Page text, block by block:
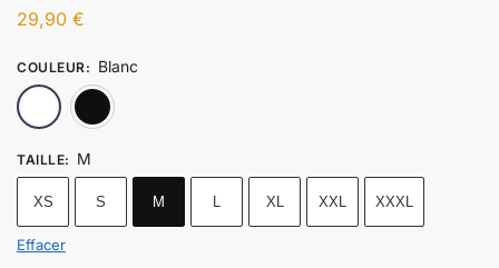
29,90 €
COULEUR: Blanc
TAILLE: M
XS S M L XL XXL XXXL
Effacer